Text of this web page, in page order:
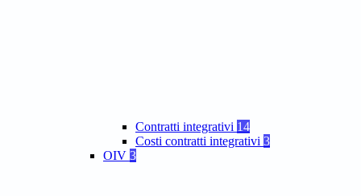
Contratti integrativi 14
Costi contratti integrativi 3
OIV 3